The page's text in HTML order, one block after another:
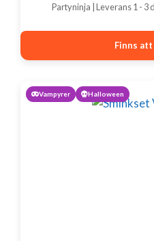
Partyninja | Leverans 1 - 3
Finns att
Vampyrer Halloween